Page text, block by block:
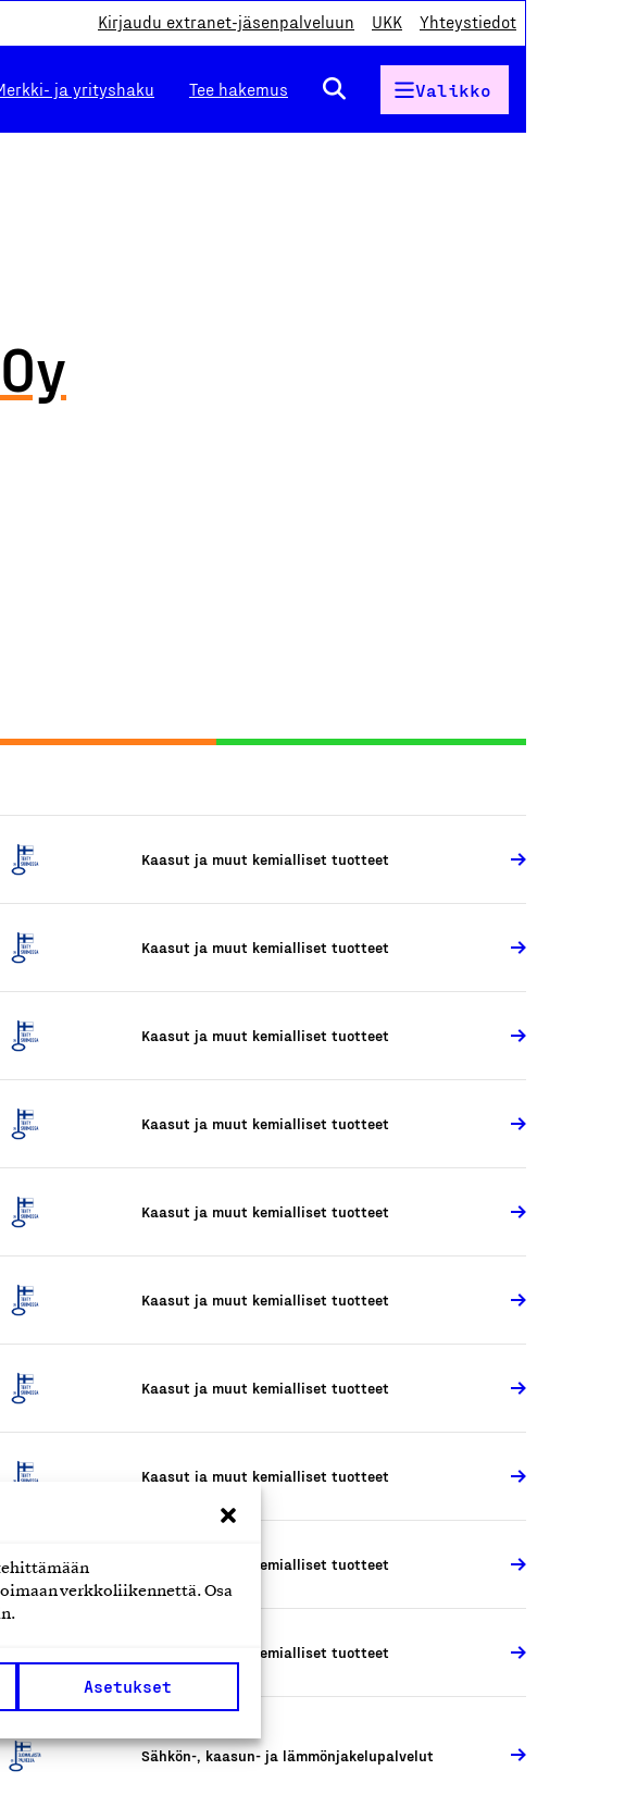
verkkoliikennettä. Osa
Asetukset
Kirjaudu extranet-jäsenpalveluun UKK Yhteystiedot
ja yrityshaku Tee hakemus Valikko
Kaasut ja muut kemialliset tuotteet
Kaasut ja muut kemialliset tuotteet
Kaasut ja muut kemialliset tuotteet
Kaasut ja muut kemialliset tuotteet
Kaasut ja muut kemialliset tuotteet
Kaasut ja muut kemialliset tuotteet
Kaasut ja muut kemialliset tuotteet
Kaasut ja muut kemialliset tuotteet
Kaasut ja muut kemialliset tuotteet
Kaasut ja muut kemialliset tuotteet
Sähkön-, kaasun- ja lämmönjakelupalvelut